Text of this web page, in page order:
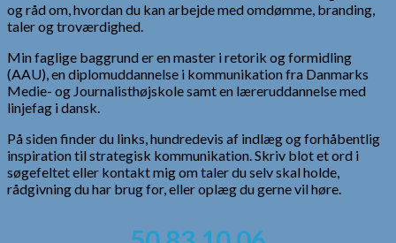
og råd om, hvordan du kan arbejde med omdømme, branding,
taler og troværdighed.
Min faglige baggrund er en master i retorik og formidling
(AAU), en diplomuddannelse i kommunikation fra Danmarks
Medie- og Journalisthøjskole samt en læreruddannelse med
linjefag i dansk.
På siden finder du links, hundredevis af indlæg og forhåbentlig
inspiration til strategisk kommunikation. Skriv blot et ord i
søgefeltet eller kontakt mig om taler du selv skal holde,
rådgivning du har brug for, eller oplæg du gerne vil høre.